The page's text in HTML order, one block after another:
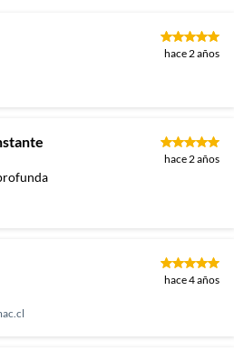
hace 2 años
hace 2 años
hace 4 años